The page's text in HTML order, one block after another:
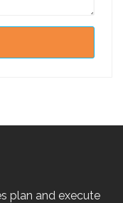
plan and execute